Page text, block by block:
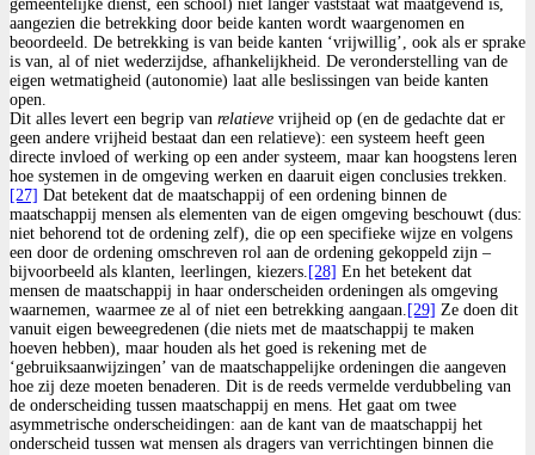
gemeentelijke dienst, een school) niet langer vaststaat wat maatgevend is,
aangezien die betrekking door beide kanten wordt waargenomen en
beoordeeld. De betrekking is van beide kanten ‘vrijwillig’, ook als er sprake
is van, al of niet wederzijdse, afhankelijkheid. De veronderstelling van de
eigen wetmatigheid (autonomie) laat alle beslissingen van beide kanten
open.
Dit alles levert een begrip van relatieve vrijheid op (en de gedachte dat er
geen andere vrijheid bestaat dan een relatieve): een systeem heeft geen
directe invloed of werking op een ander systeem, maar kan hoogstens leren
hoe systemen in de omgeving werken en daaruit eigen conclusies trekken.
[27] Dat betekent dat de maatschappij of een ordening binnen de
maatschappij mensen als elementen van de eigen omgeving beschouwt (dus:
niet behorend tot de ordening zelf), die op een specifieke wijze en volgens
een door de ordening omschreven rol aan de ordening gekoppeld zijn –
bijvoorbeeld als klanten, leerlingen, kiezers. [28] En het betekent dat
mensen de maatschappij in haar onderscheiden ordeningen als omgeving
waarnemen, waarmee ze al of niet een betrekking aangaan. [29] Ze doen dit
vanuit eigen beweegredenen (die niets met de maatschappij te maken
hoeven hebben), maar houden als het goed is rekening met de
‘gebruiksaanwijzingen’ van de maatschappelijke ordeningen die aangeven
hoe zij deze moeten benaderen. Dit is de reeds vermelde verdubbeling van
de onderscheiding tussen maatschappij en mens. Het gaat om twee
asymmetrische onderscheidingen: aan de kant van de maatschappij het
onderscheid tussen wat mensen als dragers van verrichtingen binnen die